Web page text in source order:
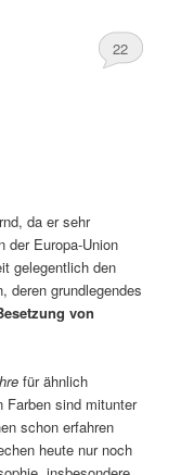
22
da er sehr
der Europa-Union
gelegentlich den
deren grundlegendes
von
für ähnlich
Farben sind mitunter
schon erfahren
heute nur noch